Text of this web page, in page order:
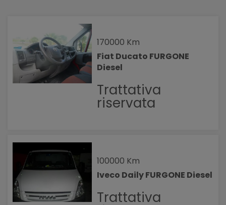
170000 Km
Fiat Ducato FURGONE
Diesel
Trattativa
riservata
100000 Km
Iveco Daily FURGONE Diesel
Trattativa